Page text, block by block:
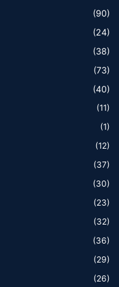
(90)
(24)
(38)
(73)
(40)
(11)
(1)
(12)
(37)
(30)
(23)
(32)
(36)
(29)
(26)